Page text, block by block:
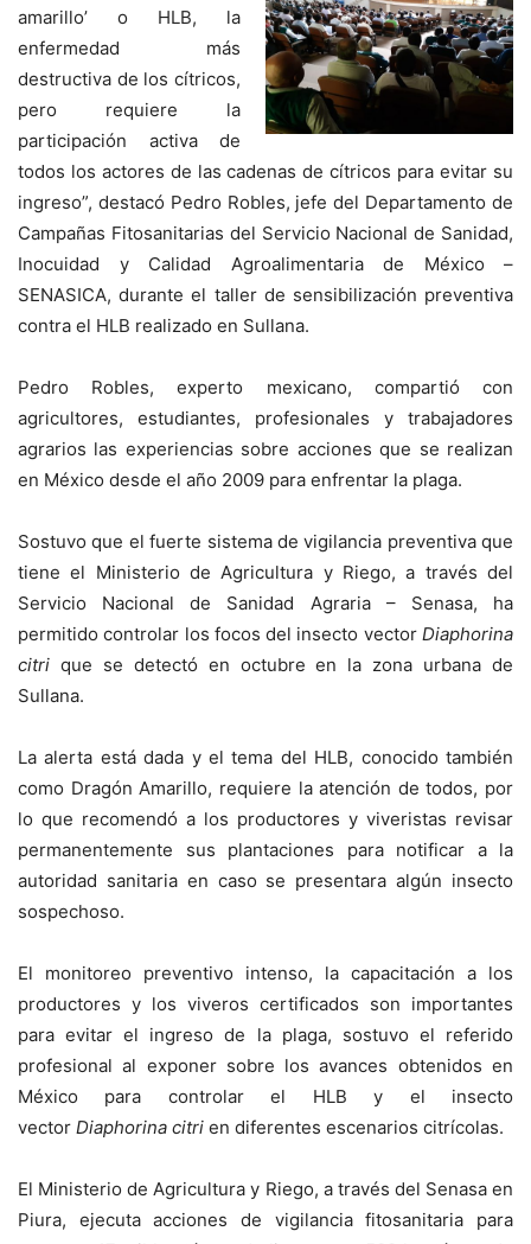
amarillo’ o HLB, la
enfermedad más
destructiva de los cítricos,
pero requiere la
participación activa de
todos los actores de las cadenas de cítricos para evitar su
ingreso”, destacó Pedro Robles, jefe del Departamento de
Campañas Fitosanitarias del Servicio Nacional de Sanidad,
Inocuidad y Calidad Agroalimentaria de México –
SENASICA, durante el taller de sensibilización preventiva
contra el HLB realizado en Sullana.
Pedro Robles, experto mexicano, compartió con
agricultores, estudiantes, profesionales y trabajadores
agrarios las experiencias sobre acciones que se realizan
en México desde el año 2009 para enfrentar la plaga.
Sostuvo que el fuerte sistema de vigilancia preventiva que
tiene el Ministerio de Agricultura y Riego, a través del
Servicio Nacional de Sanidad Agraria – Senasa, ha
permitido controlar los focos del insecto vector Diaphorina
citri que se detectó en octubre en la zona urbana de
Sullana.
La alerta está dada y el tema del HLB, conocido también
como Dragón Amarillo, requiere la atención de todos, por
lo que recomendó a los productores y viveristas revisar
permanentemente sus plantaciones para notificar a la
autoridad sanitaria en caso se presentara algún insecto
sospechoso.
El monitoreo preventivo intenso, la capacitación a los
productores y los viveros certificados son importantes
para evitar el ingreso de la plaga, sostuvo el referido
profesional al exponer sobre los avances obtenidos en
México para controlar el HLB y el insecto
vector Diaphorina citri en diferentes escenarios citrícolas.
El Ministerio de Agricultura y Riego, a través del Senasa en
Piura, ejecuta acciones de vigilancia fitosanitaria para